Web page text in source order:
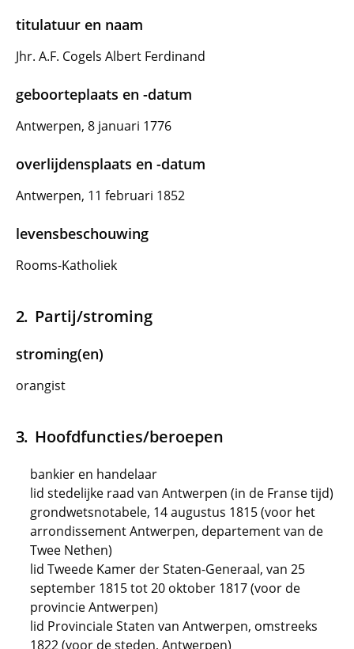
titulatuur en naam
Jhr. A.F. Cogels Albert Ferdinand
geboorteplaats en -datum
Antwerpen, 8 januari 1776
overlijdensplaats en -datum
Antwerpen, 11 februari 1852
levensbeschouwing
Rooms-Katholiek
Partij/stroming
stroming(en)
orangist
Hoofdfuncties/beroepen
bankier en handelaar
lid stedelijke raad van Antwerpen (in de Franse tijd)
grondwetsnotabele, 14 augustus 1815 (voor het
arrondissement Antwerpen, departement van de
Twee Nethen)
lid Tweede Kamer der Staten-Generaal, van 25
september 1815 tot 20 oktober 1817 (voor de
provincie Antwerpen)
lid Provinciale Staten van Antwerpen, omstreeks
1822 (voor de steden, Antwerpen)